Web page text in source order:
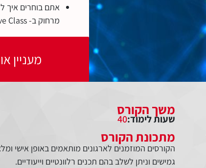
אתם בוחרים איך
מרחוק ב- Live Class או בלמידה עצמית
מעניין
משך הקורס
שעות לימוד:40
מתכונת הקורס
הקורסים המוזמנים לארגונים מותאמים באופן אישי
גמישים וניתן לשלב בהם תכנים רלוונטיים וייעודיים.